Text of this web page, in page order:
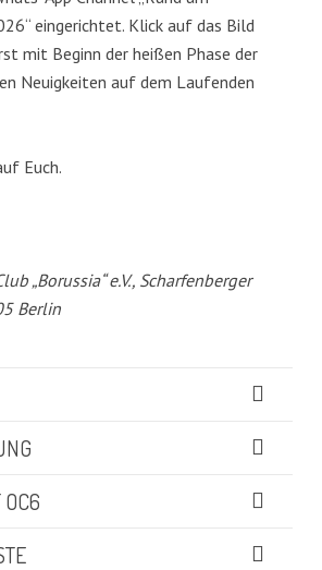
eingerichtet. Klick auf das Bild
mit Beginn der heißen Phase der
Neuigkeiten auf dem Laufenden
Euch.
„Borussia“ e.V., Scharfenberger
Berlin